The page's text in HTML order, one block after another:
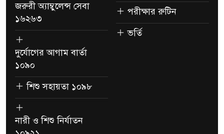
জরুরী অ্যাম্বুলেন্স সেবা
১৬২৬৩
দুর্যোগের আগাম বার্তা
১০৯০
শিশু সহায়তা ১০৯৮
নারী ও শিশু নির্যাতন
পরীক্ষার রুটিন
ভর্তি